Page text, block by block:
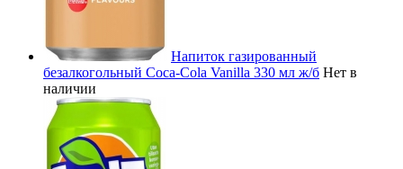
Напиток газированный
безалкогольный Coca-Cola Vanilla 330 мл ж/б Нет в
наличии